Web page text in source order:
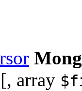
[, array